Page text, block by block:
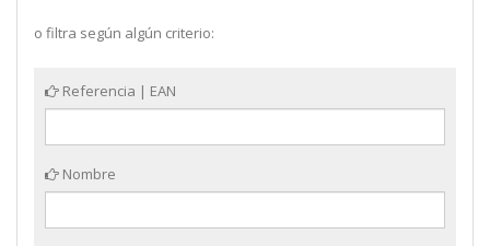
o filtra según algún criterio:
Referencia | EAN
Nombre